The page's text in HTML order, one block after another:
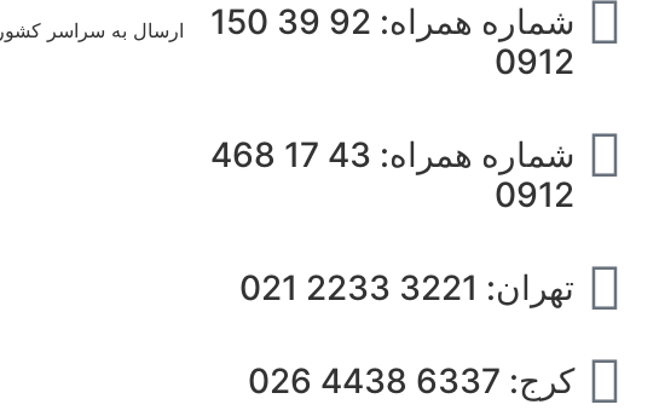
شماره همراه: 92 39 150
0912
شماره همراه: 43 17 468
0912
تهران: 3221 2233 021
کرج: 6337 4438 026
ارسال به سراسر کشور